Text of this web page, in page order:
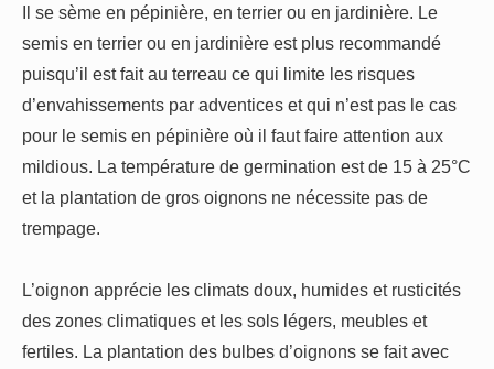
Il se sème en pépinière, en terrier ou en jardinière. Le
semis en terrier ou en jardinière est plus recommandé
puisqu’il est fait au terreau ce qui limite les risques
d’envahissements par adventices et qui n’est pas le cas
pour le semis en pépinière où il faut faire attention aux
mildious. La température de germination est de 15 à 25°C
et la plantation de gros oignons ne nécessite pas de
trempage.
L’oignon apprécie les climats doux, humides et rusticités
des zones climatiques et les sols légers, meubles et
fertiles. La plantation des bulbes d’oignons se fait avec